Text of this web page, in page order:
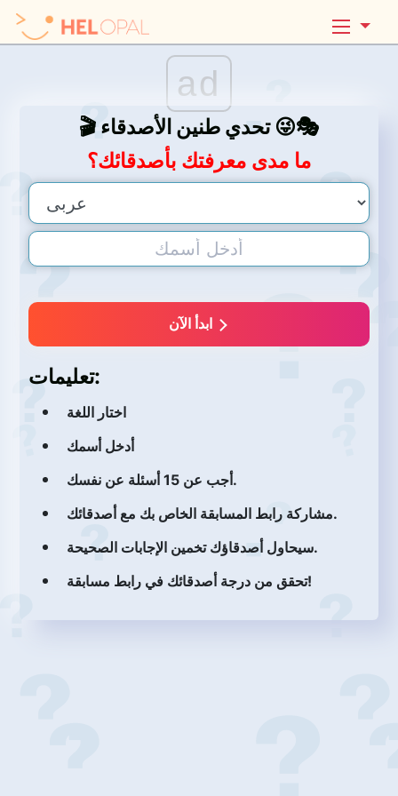
ad
🎬 تحدي طنين الأصدقاء 😜🎭
ما مدى معرفتك بأصدقائك؟
تعليمات:
اختار اللغة
أدخل أسمك
أجب عن 15 أسئلة عن نفسك.
مشاركة رابط المسابقة الخاص بك مع أصدقائك.
سيحاول أصدقاؤك تخمين الإجابات الصحيحة.
تحقق من درجة أصدقائك في رابط مسابقة!